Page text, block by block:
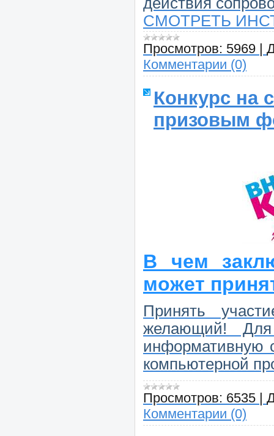
СМОТРЕТЬ
Просмотров: 5969
Комментарии (0)
Конкурс на
призовым
В чем
может
Принять
желающий!
информативную
компьютерной
Просмотров: 6535
Комментарии (0)